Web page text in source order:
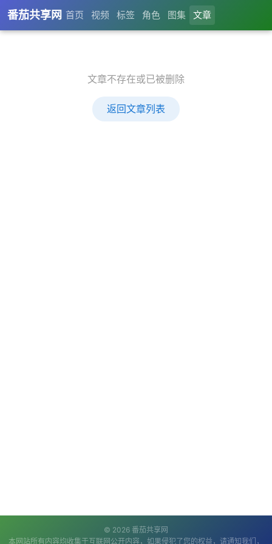
番茄共享网 首页 视频 标签 角色 图集 文章
文章不存在或已被删除
返回文章列表
© 2026 番茄共享网
本网站所有内容均收集于互联网公开内容，如果侵犯了您的权益，请通知我们，